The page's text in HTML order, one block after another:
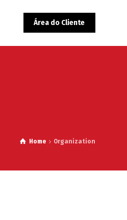
Área do Cliente
Home Organization